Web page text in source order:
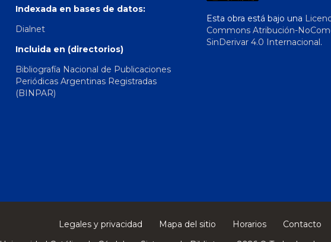
Indexada en bases de datos:
Dialnet
Incluida en (directorios)
Bibliografía Nacional de Publicaciones
Periódicas Argentinas Registradas
(BINPAR)
Esta obra está bajo una
Commons Atribución-
SinDerivar 4.0 Internacional.
Legales y privacidad Mapa del sitio Horarios
Contacto